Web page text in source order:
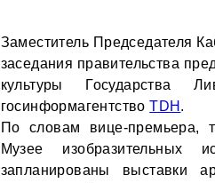
Заместитель Председателя
заседания правительства
культуры Государства
госинформагентствоTDH .
По словам вице-премьера,
Музее изобразительных
запланированы выставки